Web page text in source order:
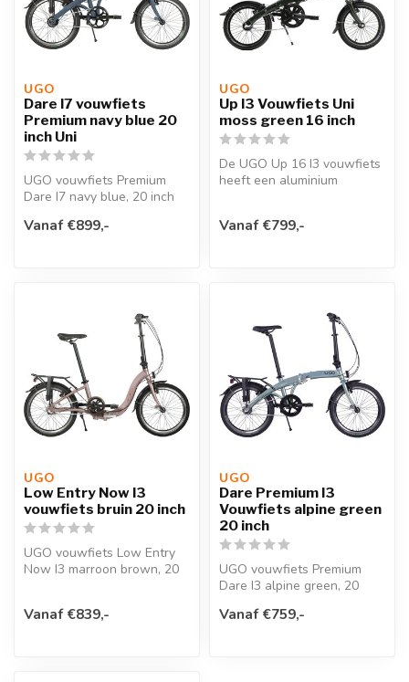
UGO
Dare I7 vouwfiets
Premium navy blue 20
inch Uni
UGO vouwfiets Premium
Dare I7 navy blue, 20 inch
L76 x W35...
Vanaf €899,-
UGO
Up I3 Vouwfiets Uni
moss green 16 inch
De UGO Up 16 I3 vouwfiets
heeft een aluminium
Vanaf €799,-
UGO
Low Entry Now I3
vouwfiets bruin 20 inch
UGO vouwfiets Low Entry
Now I3 marroon brown, 20
Vanaf €839,-
UGO
Dare Premium I3
Vouwfiets alpine green
20 inch
UGO vouwfiets Premium
Dare I3 alpine green, 20
x L76 x ...
Vanaf €759,-